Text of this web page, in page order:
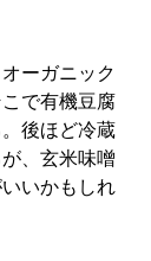
ーガニック
で有機豆腐
後ほど冷蔵
、玄米味噌
いかもしれ